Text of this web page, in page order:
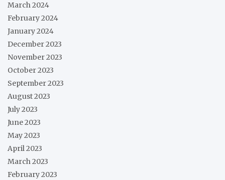
March 2024
February 2024
January 2024
December 2023
November 2023
October 2023
September 2023
August 2023
July 2023
June 2023
May 2023
April 2023
March 2023
February 2023